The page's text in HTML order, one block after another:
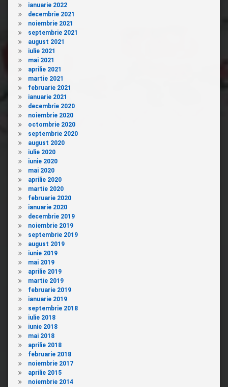
ianuarie 2022
decembrie 2021
noiembrie 2021
septembrie 2021
august 2021
iulie 2021
mai 2021
aprilie 2021
martie 2021
februarie 2021
ianuarie 2021
decembrie 2020
noiembrie 2020
octombrie 2020
septembrie 2020
august 2020
iulie 2020
iunie 2020
mai 2020
aprilie 2020
martie 2020
februarie 2020
ianuarie 2020
decembrie 2019
noiembrie 2019
septembrie 2019
august 2019
iunie 2019
mai 2019
aprilie 2019
martie 2019
februarie 2019
ianuarie 2019
septembrie 2018
iulie 2018
iunie 2018
mai 2018
aprilie 2018
februarie 2018
noiembrie 2017
aprilie 2015
noiembrie 2014